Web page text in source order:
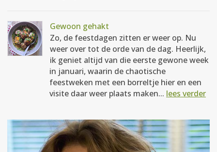
Gewoon gehakt
Zo, de feestdagen zitten er weer op. Nu
weer over tot de orde van de dag. Heerlijk,
ik geniet altijd van die eerste gewone week
in januari, waarin de chaotische
feestweken met een borreltje hier en een
visite daar weer plaats maken... lees verder